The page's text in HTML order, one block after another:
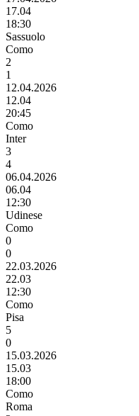
17.04
18:30
Sassuolo
Como
2
1
12.04.2026
12.04
20:45
Como
Inter
3
4
06.04.2026
06.04
12:30
Udinese
Como
0
0
22.03.2026
22.03
12:30
Como
Pisa
5
0
15.03.2026
15.03
18:00
Como
Roma